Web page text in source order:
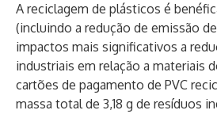
A reciclagem de plásticos é
(incluindo a redução de emissão
impactos mais significativos a
industriais em relação a materiais
cartões de pagamento de PVC
massa total de 3,18 g de resíduos